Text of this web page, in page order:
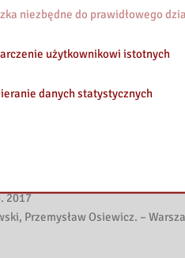
– Warszawa : Difin, cop. 2016
Zięba. – Warszawa :
Informatyki i Zarządzania,
Oficyna Wydawnicza Rytm, 2013
: Wydawnictwo
Literackie, 2017
2017
Przemysław Osiewicz. –
niezbędne do prawidłowego
użytkownikowi istotnych
danych statystycznych